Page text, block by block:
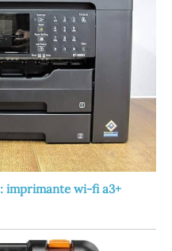
imprimante wi-fi a3+